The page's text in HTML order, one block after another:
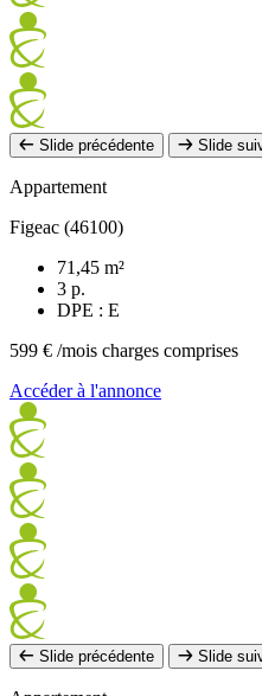
Slide précédente Slide
Appartement
Figeac (46100)
71,45 m²
3 p.
DPE : E
599 € /mois charges comprises
Accéder à l'annonce
Slide précédente Slide